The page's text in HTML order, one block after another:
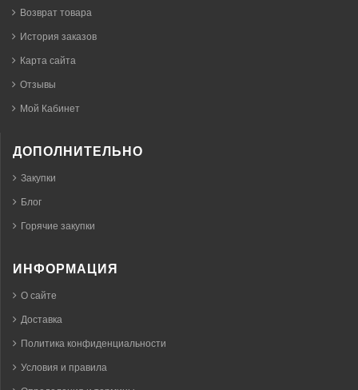
Возврат товара
История заказов
Карта сайта
Отзывы
Мой Кабинет
ДОПОЛНИТЕЛЬНО
Закупки
Блог
Горячие закупки
ИНФОРМАЦИЯ
О сайте
Доставка
Политика конфиденциальности
Условия и правила